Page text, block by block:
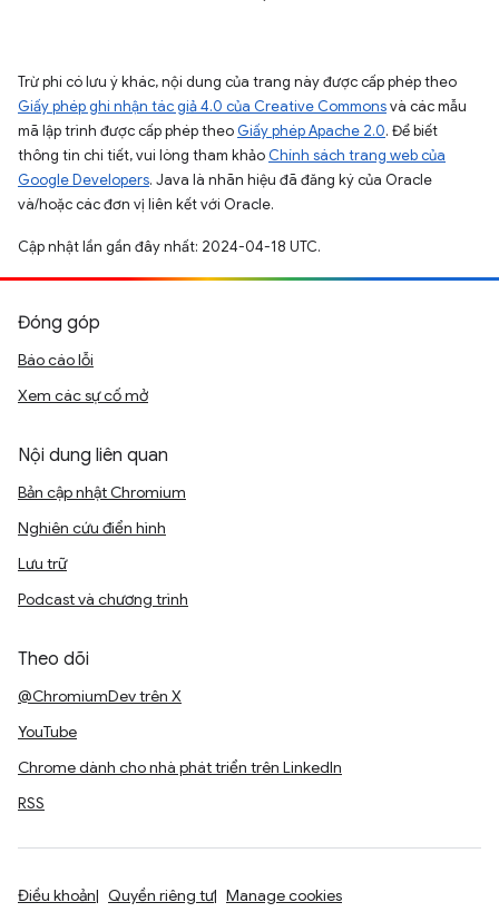
Trừ phi có lưu ý khác, nội dung của trang này được cấp phép theo
Giấy phép ghi nhận tác giả 4.0 của Creative Commonsvà các mẫu
mã lập trình được cấp phép theo Giấy phép Apache 2.0. Để biết
thông tin chi tiết, vui lòng tham khảo Chính sách trang web của
Google Developers. Java là nhãn hiệu đã đăng ký của Oracle
và/hoặc các đơn vị liên kết với Oracle.
Cập nhật lần gần đây nhất: 2024-04-18 UTC.
Đóng góp
Báo cáo lỗi
Xem các sự cố mở
Nội dung liên quan
Bản cập nhật Chromium
Nghiên cứu điển hình
Lưu trữ
Podcast và chương trình
Theo dõi
@ChromiumDev trên X
YouTube
Chrome dành cho nhà phát triển trên LinkedIn
RSS
Điều khoản Quyền riêng tư Manage cookies